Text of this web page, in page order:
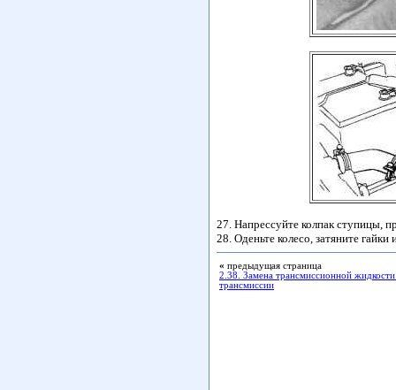
27. Напрессуйте колпак ступицы,
28. Оденьте колесо, затяните
« предыдущая страница
2.38. Замена трансмиссионной
трансмиссии